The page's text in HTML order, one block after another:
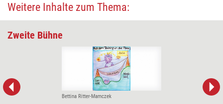
Weitere Inhalte zum Thema:
Zweite Bühne
Bettina Ritter-Mamczek